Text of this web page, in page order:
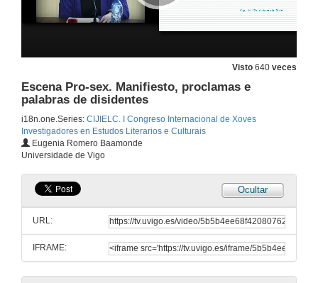
Visto 640 veces
Escena Pro-sex. Manifiesto, proclamas e
palabras de disidentes
i18n.one.Series: CIJIELC. I Congreso Internacional de Xoves
Investigadores en Estudos Literarios e Culturais
Eugenia Romero Baamonde
Universidade de Vigo
Ocultar
URL:
IFRAME:
Sin que de mí y de mis trabajos se tuviese nenguna memoria: en torno a autorrepresentación femnina nos albores da modernidade hispana
12 de feb. de 2016
Rolda de Preguntas
12 de feb. de 2016